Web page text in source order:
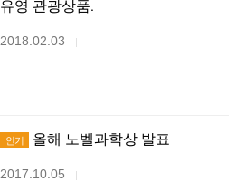
유영 관광상품.
2018.02.03 |
인기 올해 노벨과학상 발표
2017.10.05 |